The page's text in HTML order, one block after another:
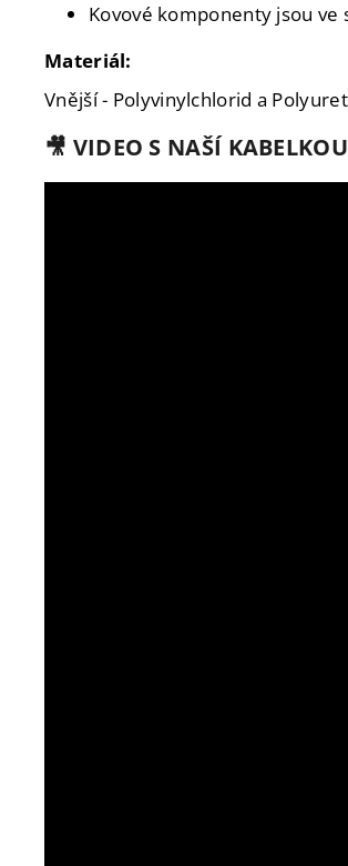
Kovové komponenty jsou ve
Materiál:
Vnější - Polyvinylchlorid a
🎥 VIDEO S NAŠÍ KABELKOU